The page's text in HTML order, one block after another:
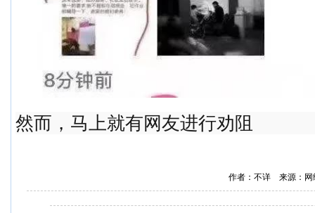
然而，马上就有网友进行劝阻
作者：不详 来源：